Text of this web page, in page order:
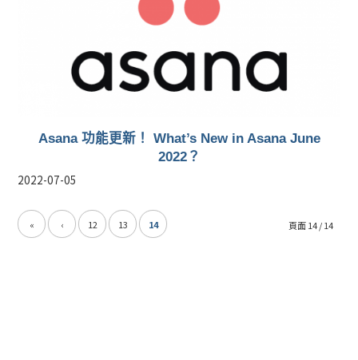
Asana 功能更新！ What’s New in Asana June
2022？
2022-07-05
頁面 14 / 14
« ‹ 12 13 14